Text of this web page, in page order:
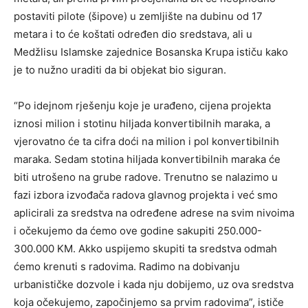
postaviti pilote (šipove) u zemljište na dubinu od 17
metara i to će koštati određen dio sredstava, ali u
Medžlisu Islamske zajednice Bosanska Krupa ističu kako
je to nužno uraditi da bi objekat bio siguran.
“Po idejnom rješenju koje je urađeno, cijena projekta
iznosi milion i stotinu hiljada konvertibilnih maraka, a
vjerovatno će ta cifra doći na milion i pol konvertibilnih
maraka. Sedam stotina hiljada konvertibilnih maraka će
biti utrošeno na grube radove. Trenutno se nalazimo u
fazi izbora izvođača radova glavnog projekta i već smo
aplicirali za sredstva na određene adrese na svim nivoima
i očekujemo da ćemo ove godine sakupiti 250.000-
300.000 KM. Akko uspijemo skupiti ta sredstva odmah
ćemo krenuti s radovima. Radimo na dobivanju
urbanističke dozvole i kada nju dobijemo, uz ova sredstva
koja očekujemo, započinjemo sa prvim radovima”, ističe